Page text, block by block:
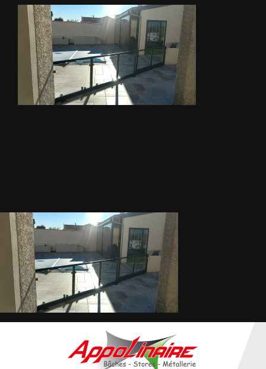
METALLERIE
ÉQUIPEMENTS AGRICOLES